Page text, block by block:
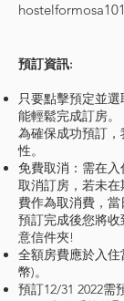
預訂資訊:
只要點擊預定並
能輕鬆完成訂房。
為確保成功預訂
性。
免費取消：需在
取消訂房，若未
費作為取消費，當
預訂完成後您將
意信件夾!
全額房費應於入
幣)。
預訂12/31 2022需